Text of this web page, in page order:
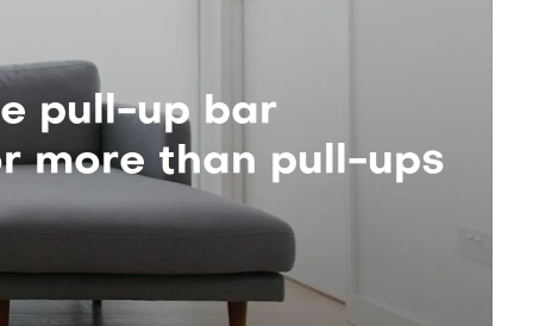
pull-up bar
more than pull-ups